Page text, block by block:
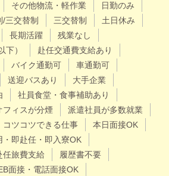
その他物流・軽作業
日勤のみ
/三交替制 三交替制
土日休み
長期活躍
残業なし
下）
赴任交通費支給あり
バイク通勤可
車通勤可
送迎バスあり
大手企業
社員食堂・食事補助あり
フィスが分煙
派遣社員が多数就業
コツコツできる仕事
本日面接OK
・即赴任・即入寮OK
任旅費支給
履歴書不要
面接・電話面接OK